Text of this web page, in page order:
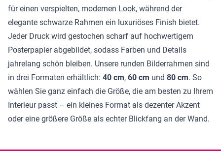
für einen verspielten, modernen Look, während der
elegante schwarze Rahmen ein luxuriöses Finish bietet.
Jeder Druck wird gestochen scharf auf hochwertigem
Posterpapier abgebildet, sodass Farben und Details
jahrelang schön bleiben. Unsere runden Bilderrahmen sind
in drei Formaten erhältlich: 40 cm, 60 cm und 80 cm. So
wählen Sie ganz einfach die Größe, die am besten zu Ihrem
Interieur passt – ein kleines Format als dezenter Akzent
oder eine größere Größe als echter Blickfang an der Wand.